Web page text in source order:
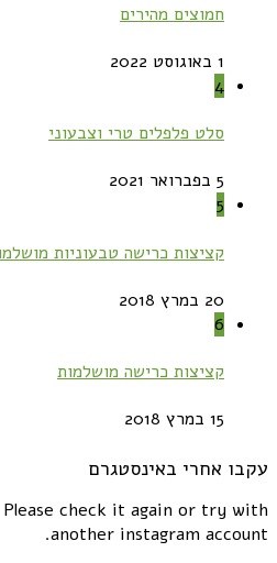
חמוצים מהירים
1 באוגוסט 2022
4
סלט פלפלים טרי וצבעוני
5 בפברואר 2021
5
קציצות כרישה טבעוניות
20 במרץ 2018
6
קציצות כרישה מושלמות
15 במרץ 2018
עקבו אחרי באינסטגרם
check it again or try with
another instagram account.